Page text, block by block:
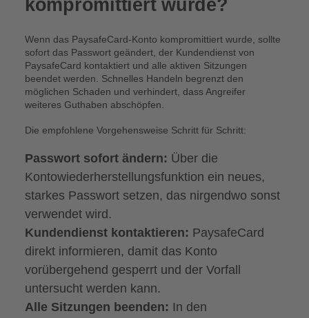
kompromittiert wurde?
Wenn das PaysafeCard-Konto kompromittiert wurde, sollte
sofort das Passwort geändert, der Kundendienst von
PaysafeCard kontaktiert und alle aktiven Sitzungen
beendet werden. Schnelles Handeln begrenzt den
möglichen Schaden und verhindert, dass Angreifer
weiteres Guthaben abschöpfen.
Die empfohlene Vorgehensweise Schritt für Schritt:
Passwort sofort ändern: Über die
Kontowiederherstellungsfunktion ein neues,
starkes Passwort setzen, das nirgendwo sonst
verwendet wird.
Kundendienst kontaktieren: PaysafeCard
direkt informieren, damit das Konto
vorübergehend gesperrt und der Vorfall
untersucht werden kann.
Alle Sitzungen beenden: In den